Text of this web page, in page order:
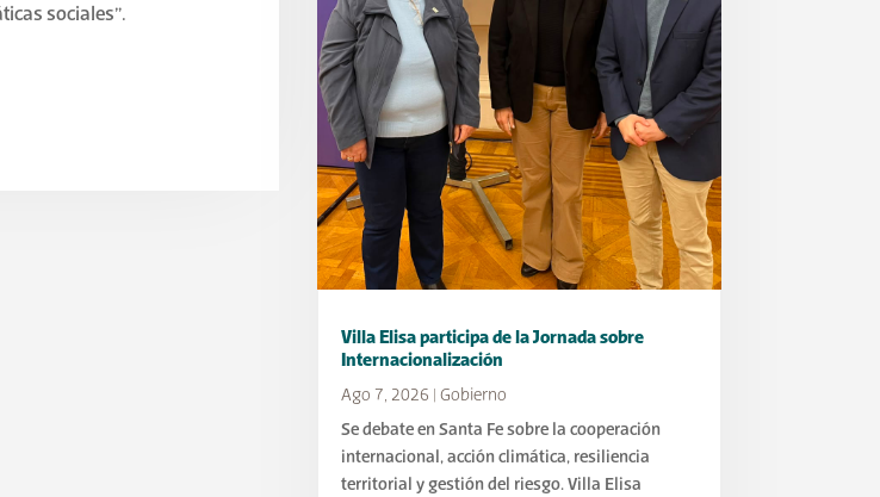
sociales”.
Villa Elisa participa de la Jornada sobre
Internacionalización
Ago 7, 2026
Gobierno
Se debate en Santa Fe sobre la cooperación
internacional, acción climática, resiliencia
territorial y gestión del riesgo. Villa Elisa